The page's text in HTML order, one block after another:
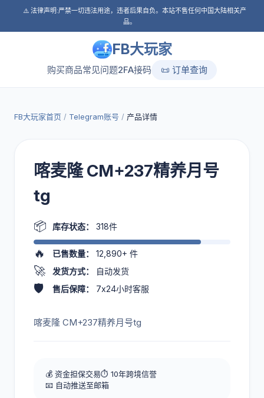
⚠️ 法律声明:严禁一切违法用途，违者后果自负。本站不售任何中国大陆相关产
品。
FB大玩家
购买商品常见问题2FA接码 📜 订单查询
FB大玩家首页 / Telegram账号 / 产品详情
喀麦隆 CM+237精养月号
tg
📦 库存状态： 318件
🔥 已售数量： 12,890+ 件
🚀 发货方式： 自动发货
🛡️ 售后保障： 7x24小时客服
喀麦隆 CM+237精养月号tg
💰 资金担保交易⏱️ 10年跨境信誉
📧 自动推送至邮箱